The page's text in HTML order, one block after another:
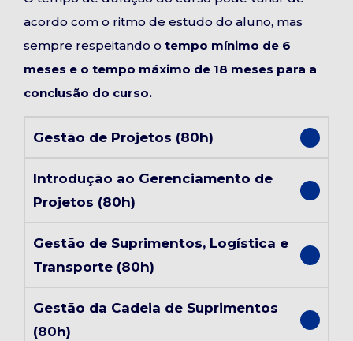
acordo com o ritmo de estudo do aluno, mas
sempre respeitando o tempo mínimo de 6
meses e o tempo máximo de 18 meses para a
conclusão do curso.
Gestão de Projetos (80h)
Introdução ao Gerenciamento de
Projetos (80h)
Gestão de Suprimentos, Logística e
Transporte (80h)
Gestão da Cadeia de Suprimentos
(80h)